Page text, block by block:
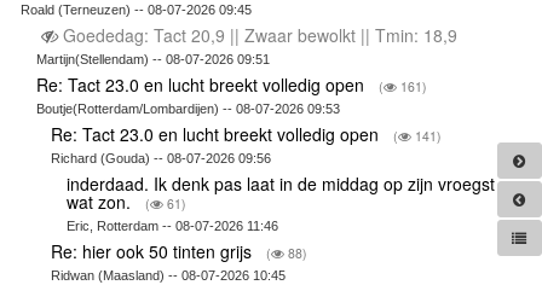
Roald (Terneuzen) -- 08-07-2026 09:45
Goededag: Tact 20,9 || Zwaar bewolkt || Tmin: 18,9
Martijn(Stellendam) -- 08-07-2026 09:51
Re: Tact 23.0 en lucht breekt volledig open ( 161)
Boutje(Rotterdam/Lombardijen) -- 08-07-2026 09:53
Re: Tact 23.0 en lucht breekt volledig open ( 141)
Richard (Gouda) -- 08-07-2026 09:56
inderdaad. Ik denk pas laat in de middag op zijn vroegst
wat zon. ( 61)
Eric, Rotterdam -- 08-07-2026 11:46
Re: hier ook 50 tinten grijs ( 88)
Ridwan (Maasland) -- 08-07-2026 10:45